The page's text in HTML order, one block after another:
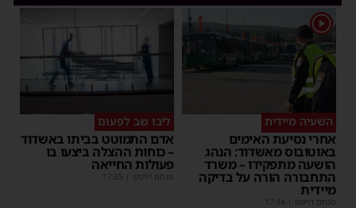
1
השעיה מיידית
אחרי נסיעת האימים
באוטובוס מאשדוד: הנהג
הושעה מתפקידו – משרד
התחבורה הורה על בדיקה
מיידית
מנחם דויטש 17:44
ליבו שב לפעום
אדם התמוטט בביתו באשדוד
– כוחות ההצלה ביצעו בו
פעולות החייאה
מנחם דויטש 17:35